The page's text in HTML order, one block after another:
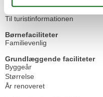
Til togstationen
Til turistinformationen
Børnefaciliteter
Familievenlig
Grundlæggende faciliteter
Byggeår
Størrelse
År renoveret